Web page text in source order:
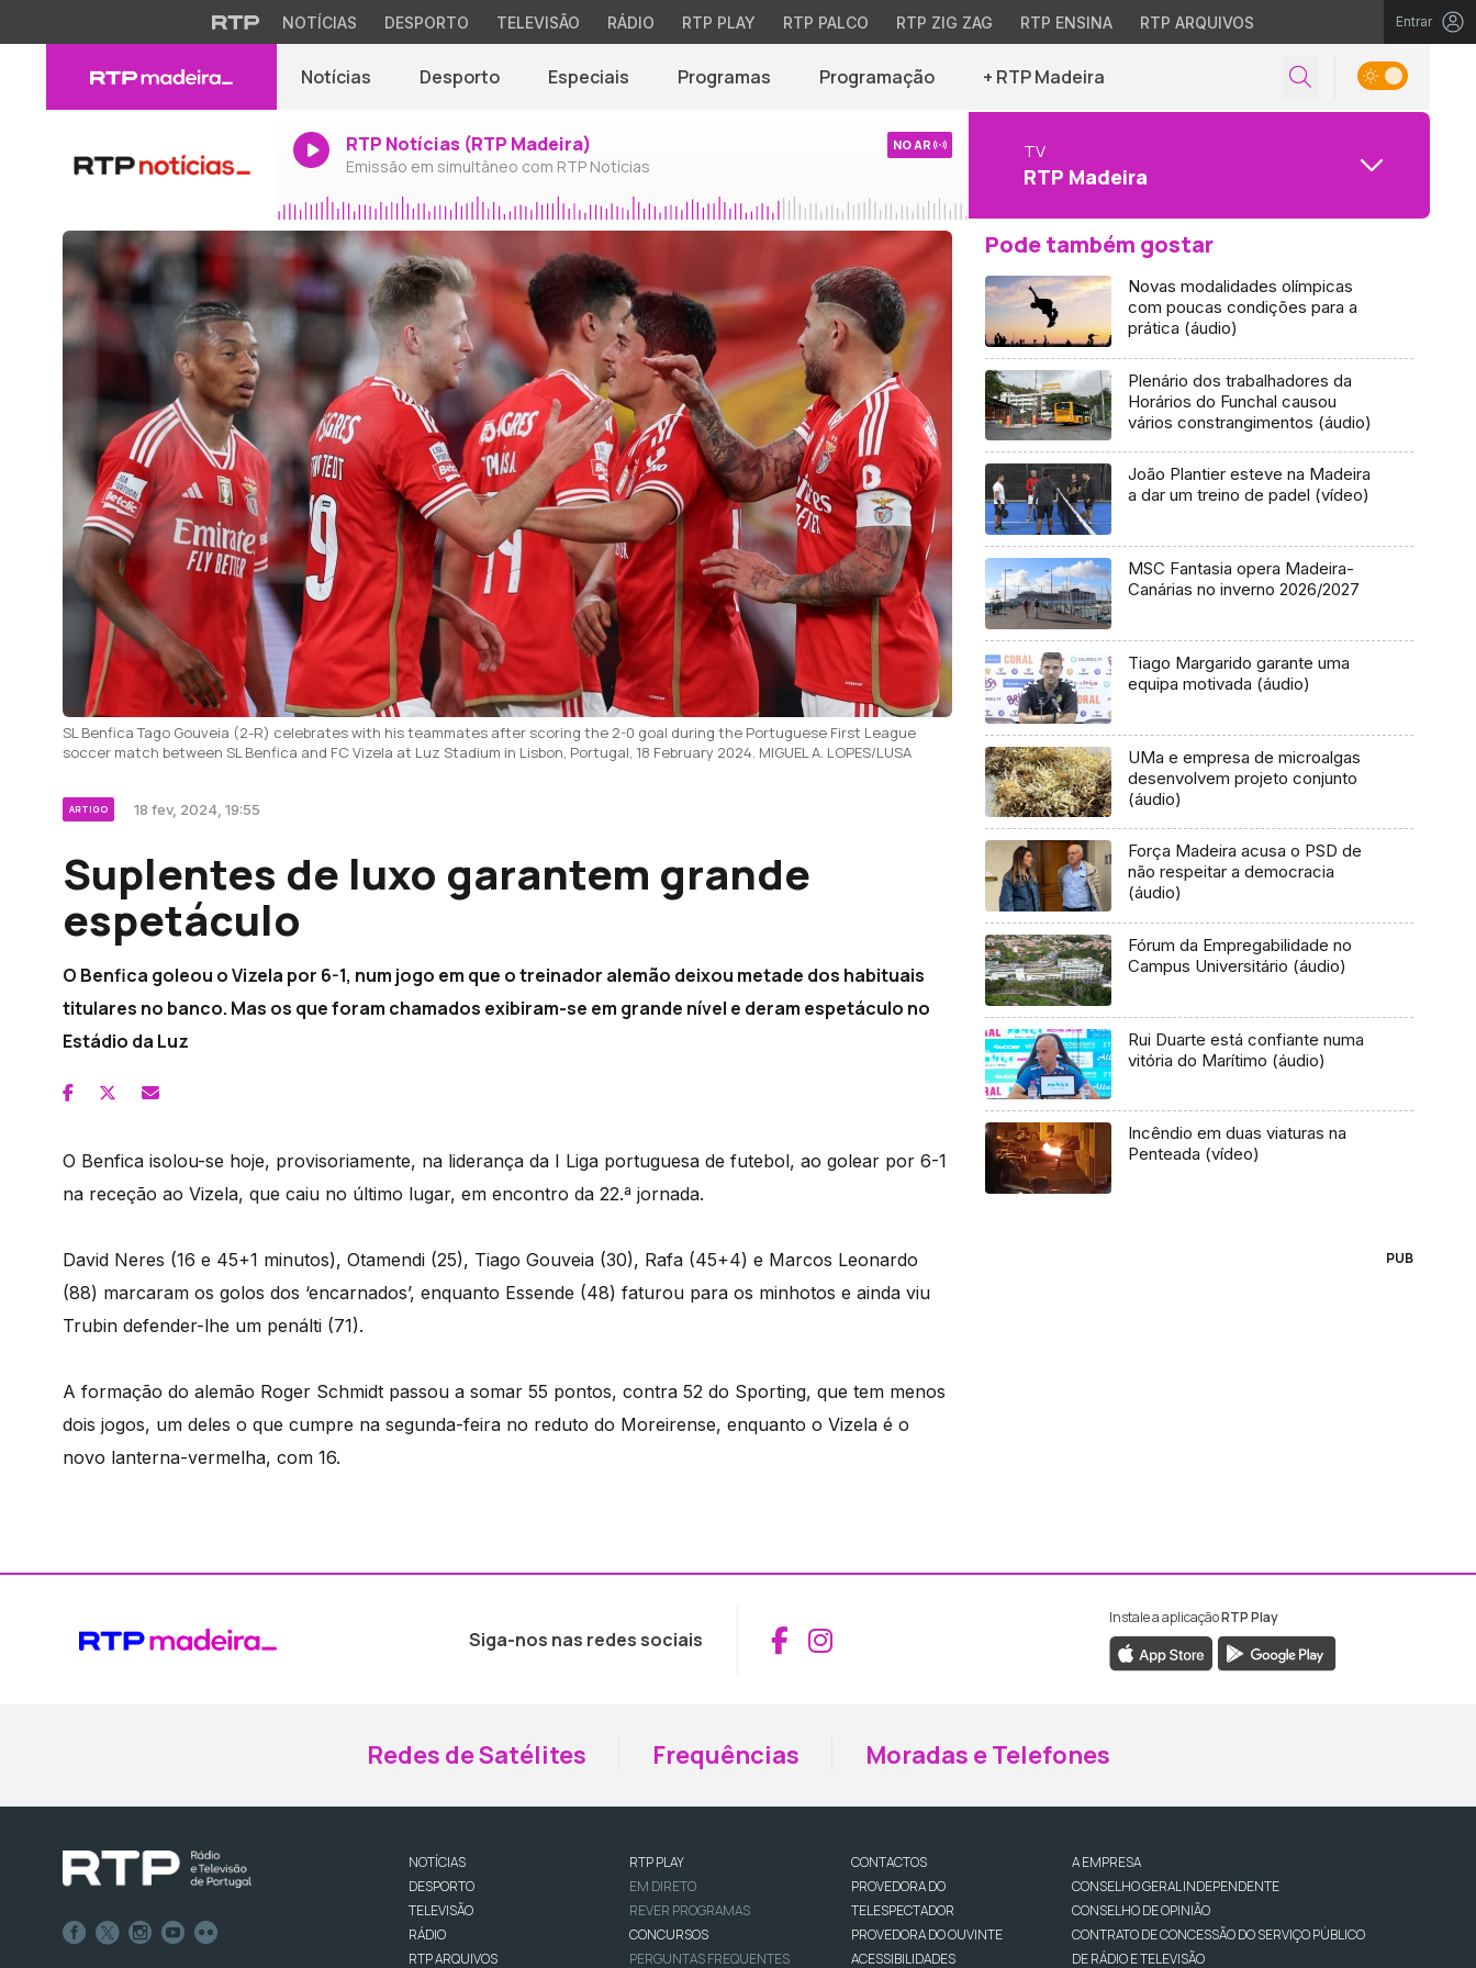
NOTÍCIAS DESPORTO TELEVISÃO RÁDIO RTP PLAY RTP PALCO RTP ZIG ZAG RTP ENSINA RTP ARQUIVOS Entrar
Notícias Desporto Especiais Programas Programação + RTP Madeira
RTP Notícias (RTP Madeira)
Emissão em simultâneo com RTP Notícias
NO AR TV
RTP Madeira
SL Benfica Tago Gouveia (2-R) celebrates with his teammates after scoring the 2-0 goal during the Portuguese First League
soccer match between SL Benfica and FC Vizela at Luz Stadium in Lisbon, Portugal, 18 February 2024. MIGUEL A. LOPES/LUSA
ARTIGO 18 fev, 2024, 19:55
Suplentes de luxo garantem grande
espetáculo
O Benfica goleou o Vizela por 6-1, num jogo em que o treinador alemão deixou metade dos habituais
titulares no banco. Mas os que foram chamados exibiram-se em grande nível e deram espetáculo no
Estádio da Luz
O Benfica isolou-se hoje, provisoriamente, na liderança da I Liga portuguesa de futebol, ao golear por 6-1
na receção ao Vizela, que caiu no último lugar, em encontro da 22.ª jornada.
David Neres (16 e 45+1 minutos), Otamendi (25), Tiago Gouveia (30), Rafa (45+4) e Marcos Leonardo
(88) marcaram os golos dos ‘encarnados’, enquanto Essende (48) faturou para os minhotos e ainda viu
Trubin defender-lhe um penálti (71).
A formação do alemão Roger Schmidt passou a somar 55 pontos, contra 52 do Sporting, que tem menos
dois jogos, um deles o que cumpre na segunda-feira no reduto do Moreirense, enquanto o Vizela é o
novo lanterna-vermelha, com 16.
Pode também gostar
Novas modalidades olímpicas
com poucas condições para a
prática (áudio)
Plenário dos trabalhadores da
Horários do Funchal causou
vários constrangimentos (áudio)
João Plantier esteve na Madeira
a dar um treino de padel (vídeo)
MSC Fantasia opera Madeira-
Canárias no inverno 2026/2027
Tiago Margarido garante uma
equipa motivada (áudio)
UMa e empresa de microalgas
desenvolvem projeto conjunto
(áudio)
Força Madeira acusa o PSD de
não respeitar a democracia
(áudio)
Fórum da Empregabilidade no
Campus Universitário (áudio)
Rui Duarte está confiante numa
vitória do Marítimo (áudio)
Incêndio em duas viaturas na
Penteada (vídeo)
PUB
Siga-nos nas redes sociais Aceder ao Facebook da RTP Madeira
Aceder ao Instagram da RTP Madeira
Instale a aplicaçãoRTP Play
Redes de Satélites Frequências Moradas e Telefones
NOTÍCIAS
DESPORTO
TELEVISÃO
RÁDIO
RTP ARQUIVOS
RTP PLAY
EM DIRETO
REVER PROGRAMAS
CONCURSOS
PERGUNTAS FREQUENTES
CONTACTOS
PROVEDORA DO
TELESPECTADOR
PROVEDORA DO OUVINTE
ACESSIBILIDADES
A EMPRESA
CONSELHO GERAL INDEPENDENTE
CONSELHO DE OPINIÃO
CONTRATO DE CONCESSÃO DO SERVIÇO PÚBLICO
DE RÁDIO E TELEVISÃO